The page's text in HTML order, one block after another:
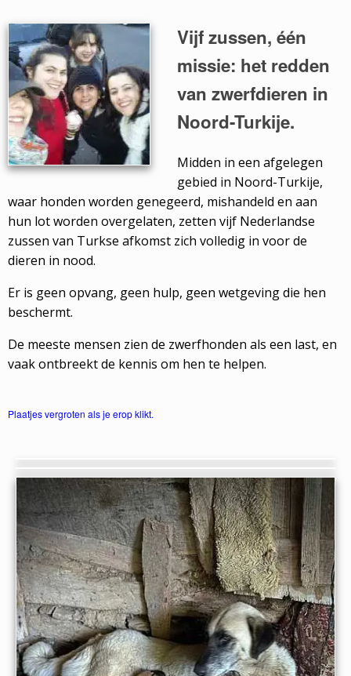
Vijf zussen, één
missie: het redden
van zwerfdieren in
Noord-Turkije.
Midden in een afgelegen
gebied in Noord-Turkije,
waar honden worden genegeerd, mishandeld en aan
hun lot worden overgelaten, zetten vijf Nederlandse
zussen van Turkse afkomst zich volledig in voor de
dieren in nood.
Er is geen opvang, geen hulp, geen wetgeving die hen
beschermt.
De meeste mensen zien de zwerfhonden als een last, en
vaak ontbreekt de kennis om hen te helpen.
Plaatjes vergroten als je erop klikt.